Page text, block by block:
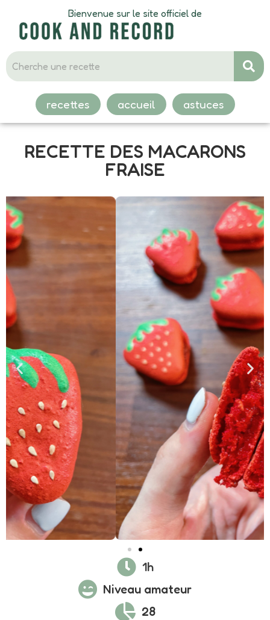
Bienvenue sur le site officiel de
recettes accueil astuces
RECETTE DES MACARONS
FRAISE
1h
Niveau amateur
28